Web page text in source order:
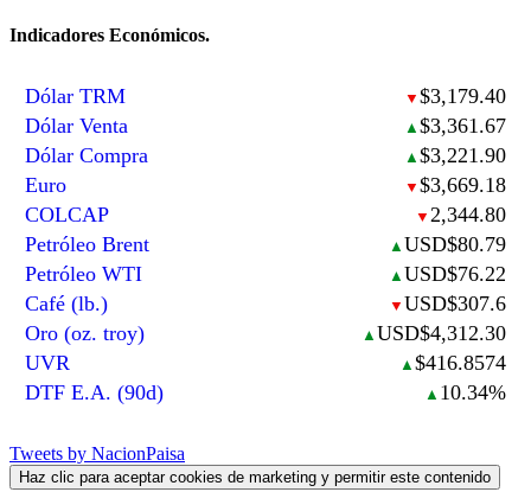
Indicadores Económicos.
Dólar TRM ▼ $3,179.40
Dólar Venta
▲ $3,361.67
Dólar Compra
▲ $3,221.90
Euro
▼ $3,669.18
COLCAP
▼ 2,344.80
Petróleo Brent
▲ USD$80.79
Petróleo WTI
▲ USD$76.22
Café (lb.)
▼ USD$307.6
Oro (oz. troy)
▲ USD$4,312.30
UVR
▲ $416.8574
DTF E.A. (90d)
▲ 10.34%
Tweets by NacionPaisa
Haz clic para aceptar cookies de marketing y permitir este contenido